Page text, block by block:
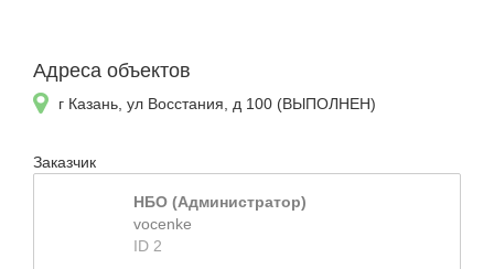
Адреса объектов
г Казань, ул Восстания, д 100 (ВЫПОЛНЕН)
Заказчик
НБО (Администратор)
vocenke
ID 2